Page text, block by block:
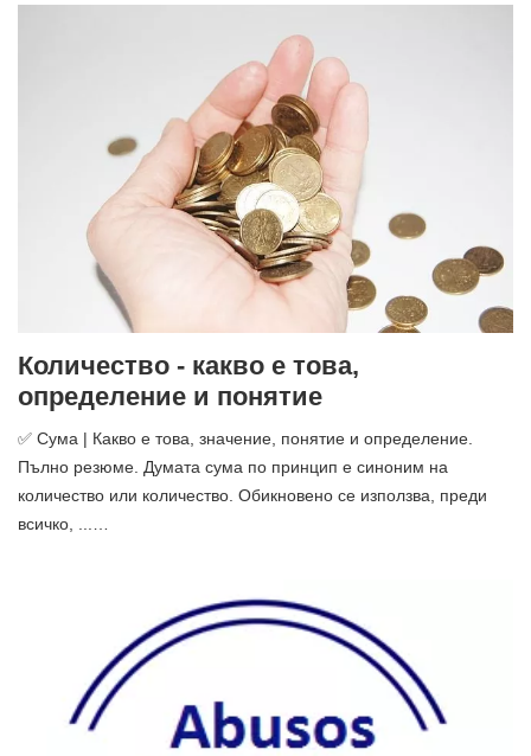
Количество - какво е това,
определение и понятие
✅ Сума | Какво е това, значение, понятие и определение.
Пълно резюме. Думата сума по принцип е синоним на
количество или количество. Обикновено се използва, преди
всичко, ...…